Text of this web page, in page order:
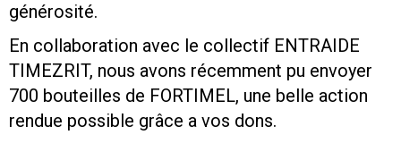
Livre d'or
générosité.
En collaboration avec le collectif ENTRAIDE
TIMEZRIT, nous avons récemment pu envoyer
700 bouteilles de FORTIMEL, une belle action
rendue possible grâce a vos dons.